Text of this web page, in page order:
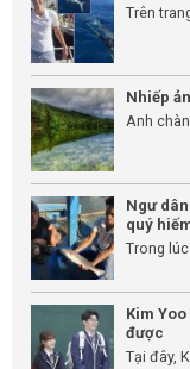
Trên
Nhiếp
Anh
Ngư
quý
Trong
Kim
được
Tại đây,